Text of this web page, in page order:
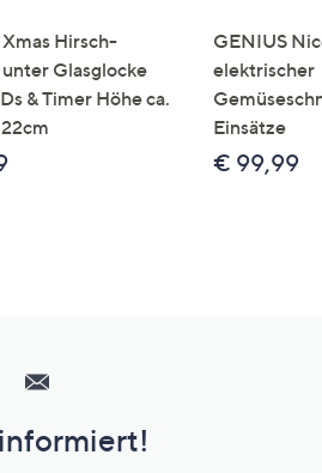
Hirsch-
Glasglocke
& Timer Höhe ca.
GENIUS
elektrischer
Einsätze
€ 99,99